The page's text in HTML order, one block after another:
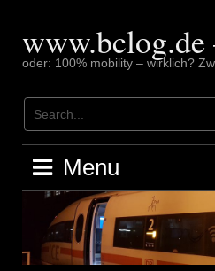
content
oder: 100% mobility – wirklich?
Menu